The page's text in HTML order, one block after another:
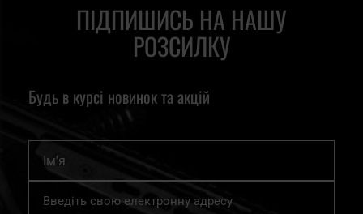
ПІДПИШИСЬ НА НАШУ
РОЗСИЛКУ
Будь в курсі новинок та акцій
Підпишіться